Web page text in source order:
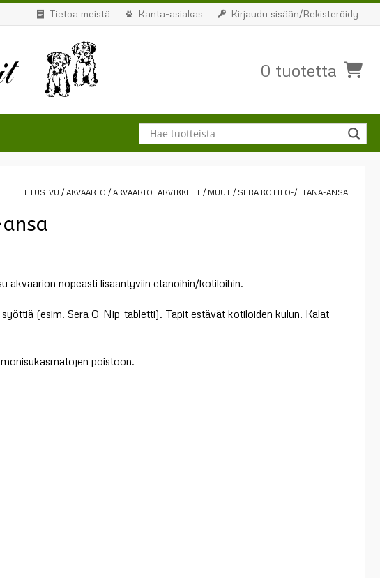
Tietoa meistä Kanta-asiakas Kirjaudu sisään/Rekisteröidy
0 tuotetta
ETUSIVU / AKVAARIO / AKVAARIOTARVIKKEET / MUUT / SERA KOTILO-/ETANA-ANSA
akvaarion nopeasti lisääntyviin etanoihin/kotiloihin.
(esim. Sera O-Nip-tabletti). Tapit estävät kotiloiden kulun. Kalat
poistoon.